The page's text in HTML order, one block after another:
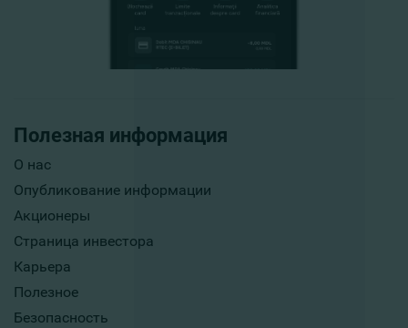
Полезная информация
О нас
Опубликование информации
Акционеры
Страница инвестора
Карьера
Полезное
Безопасность